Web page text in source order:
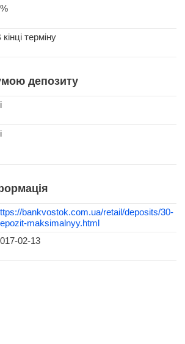
кінці терміну
депозиту
bankvostok.com.ua/retail/deposits/30-
maksimalnyy.html
02-13